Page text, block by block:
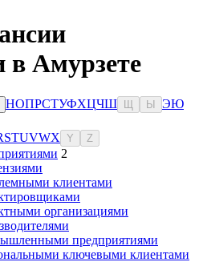
в Амурзете
НОПРСТУФХЦЧШ Ы ЭЮ
STUVWX Y Z
2
клиентами
организациями
предприятиями
ключевыми клиентами